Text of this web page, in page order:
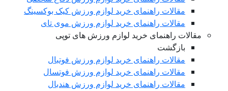
مقالات راهنمای خرید لوازم ورزش کیک بوکسینگ
مقالات راهنمای خرید لوازم ورزش موی تای
مقالات راهنمای خرید لوازم ورزش های توپی
بازگشت
مقالات راهنمای خرید لوازم ورزش فوتبال
مقالات راهنمای خرید لوازم ورزش فوتسال
مقالات راهنمای خرید لوازم ورزش هندبال